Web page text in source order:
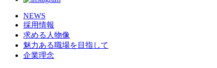
NEWS
採用情報
求める人物像
魅力ある職場を目指して
企業理念